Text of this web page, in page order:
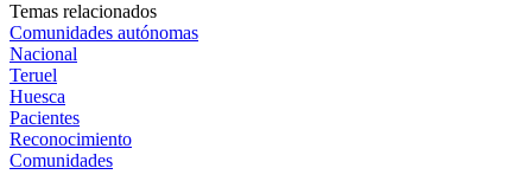
Temas relacionados
Comunidades autónomas
Nacional
Teruel
Huesca
Pacientes
Reconocimiento
Comunidades